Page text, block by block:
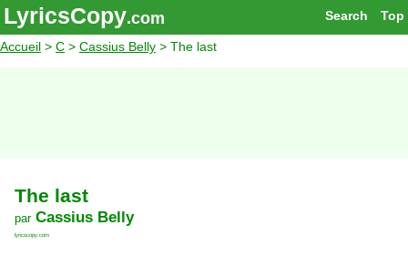
Top
Search
LyricsCopy.com
Accueil > C > Cassius Belly > The last
The last
par Cassius Belly
lyricscopy.com